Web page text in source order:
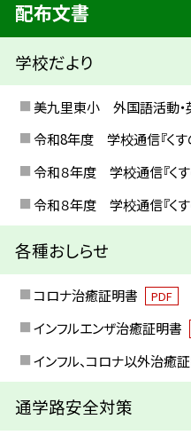
配布文書
学校だより
美九里東小 外国語活動・
令和8年度 学校通信『くす
令和８年度 学校通信『くす
令和８年度 学校通信『くす
各種おしらせ
コロナ治癒証明書 PDF
インフルエンザ治癒証明書
インフル、コロナ以外治癒
通学路安全対策